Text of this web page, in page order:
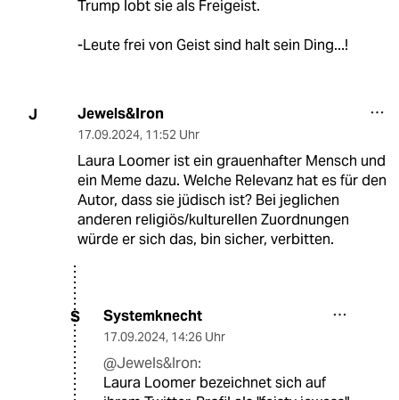
Trump lobt sie als Freigeist.
-Leute frei von Geist sind halt sein Ding...!
J Jewels&Iron
17.09.2024, 11:52 Uhr
Laura Loomer ist ein grauenhafter Mensch und
ein Meme dazu. Welche Relevanz hat es für den
Autor, dass sie jüdisch ist? Bei jeglichen
anderen religiös/kulturellen Zuordnungen
würde er sich das, bin sicher, verbitten.
S Systemknecht
17.09.2024, 14:26 Uhr
@Jewels&Iron:
Laura Loomer bezeichnet sich auf